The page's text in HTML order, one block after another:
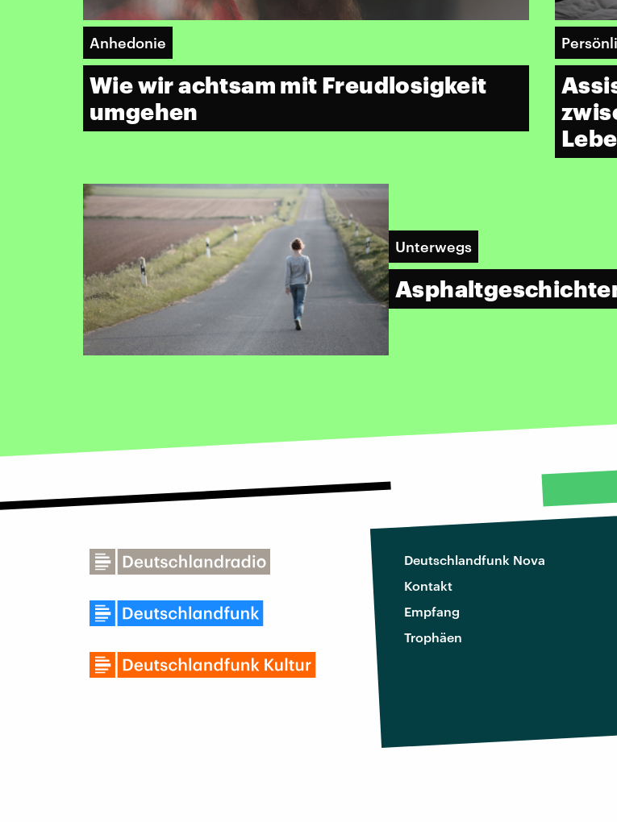
Anhedonie
Wie wir achtsam mit Freudlosigkeit
umgehen
Unterwegs
Deutschlandfunk Nova
Kontakt
Empfang
Trophäen